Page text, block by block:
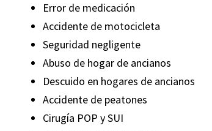
Error de medicación
Accidente de motocicleta
Seguridad negligente
Abuso de hogar de ancianos
Descuido en hogares de ancianos
Accidente de peatones
Cirugía POP y SUI